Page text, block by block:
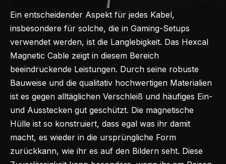
Ein entscheidender Aspekt für jedes Kabel,
insbesondere für solche, die in Gaming-Setups
verwendet werden, ist die Langlebigkeit. Das Hexcal
Magnetic Cable zeigt in diesem Bereich
beeindruckende Leistungen. Durch seine robuste
Bauweise und die qualitativ hochwertigen Materialien
ist es gegen alltäglichen Verschleiß und häufiges Ein-
und Ausstecken gut geschützt. Die magnetische
Hülle ist so konstruiert, dass egal was ihr damit
macht, es wieder in die ursprüngliche Form
zurückkann, wie ihr es auf den Bildern seht. Diese